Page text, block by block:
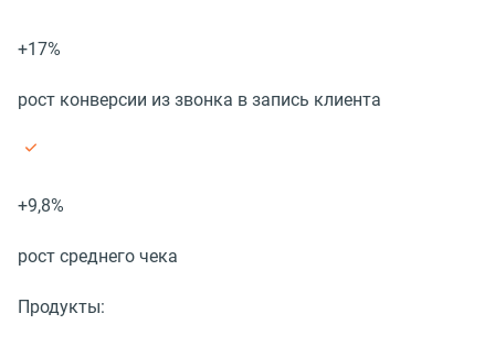
+17%
рост конверсии из звонка в запись клиента
+9,8%
рост среднего чека
Продукты: